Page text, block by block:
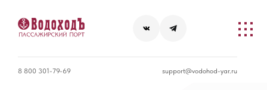
8 800 301-79-69 support@vodohod-yar.ru